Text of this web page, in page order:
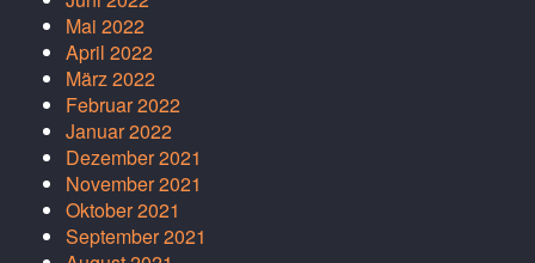
Mai 2022
April 2022
März 2022
Februar 2022
Januar 2022
Dezember 2021
November 2021
Oktober 2021
September 2021